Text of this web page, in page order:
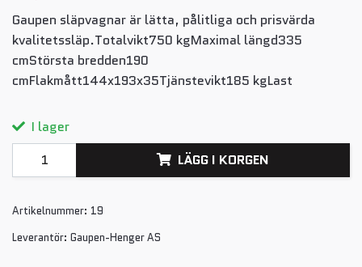
Gaupen släpvagnar är lätta, pålitliga och prisvärda
kvalitetssläp.Totalvikt750 kgMaximal längd335
cmStörsta bredden190
cmFlakmått144x193x35Tjänstevikt185 kgLast
I lager
LÄGG I KORGEN
Artikelnummer: 19
Leverantör: Gaupen-Henger AS